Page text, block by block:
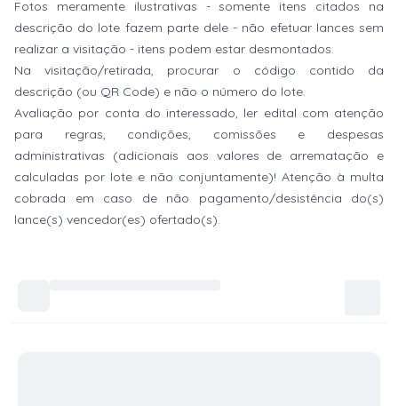
Fotos meramente ilustrativas - somente itens citados na
descrição do lote fazem parte dele - não efetuar lances sem
realizar a visitação - itens podem estar desmontados.
Na visitação/retirada, procurar o código contido da
descrição (ou QR Code) e não o número do lote.
Avaliação por conta do interessado, ler edital com atenção
para regras, condições, comissões e despesas
administrativas (adicionais aos valores de arrematação e
calculadas por lote e não conjuntamente)! Atenção à multa
cobrada em caso de não pagamento/desistência do(s)
lance(s) vencedor(es) ofertado(s).